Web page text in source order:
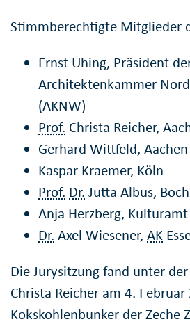
Stimmberechtigte Mitglieder
Ernst Uhing, Präsident
Architektenkammer
(AKNW)
Prof. Christa Reicher,
Gerhard Wittfeld, Aachen
Kaspar Kraemer, Köln
Prof. Dr. Jutta Albus,
Anja Herzberg, Kulturamt
Dr. Axel Wiesener, AK
Die Jurysitzung fand unter
Christa Reicher am 4.
Kokskohlenbunker der Zeche